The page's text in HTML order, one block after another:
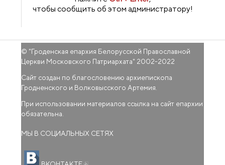
чтобы сообщить об этом администратору!
© "Гроденская епархия Белорусской Православной
Церкви Московского Патриархата" 2002-2022
Сайт создан по благословению архиепископа
Гродненского и Волковысского Артемия.
При использовании материалов ссылка на сайт епархии
обязательна.
МЫ В СОЦИАЛЬНЫХ СЕТЯХ